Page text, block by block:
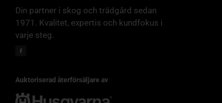
Din partner i skog och trädgård sedan
1971. Kvalitet, expertis och kundfokus i
varje steg.
Auktoriserad återförsäljare av